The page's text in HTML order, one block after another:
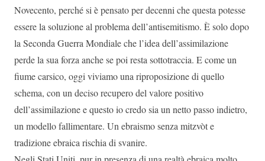
Novecento, perché si è pensato per decenni che questa potesse
essere la soluzione al problema dell’antisemitismo. È solo dopo
la Seconda Guerra Mondiale che l’idea dell’assimilazione
perde la sua forza anche se poi resta sottotraccia. E come un
fiume carsico, oggi viviamo una riproposizione di quello
schema, con un deciso recupero del valore positivo
dell’assimilazione e questo io credo sia un netto passo indietro,
un modello fallimentare. Un ebraismo senza mitzvòt e
tradizione ebraica rischia di svanire.